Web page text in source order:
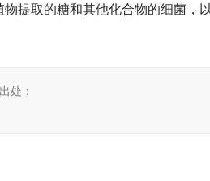
提取的糖和其他化合物的细菌，
处：